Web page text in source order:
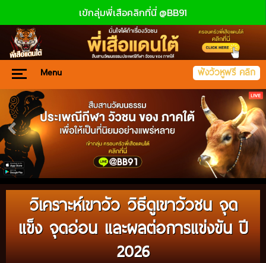
เข้กลุ่มพี่เสือคลิกที่นี่ @BB91
Menu ฟังวัวหูฟรี คลิก
วิเคราะห์เขาวัว วิธีดูเขาวัวชน จุด
แข็ง จุดอ่อน และผลต่อการแข่งขัน ปี
2026